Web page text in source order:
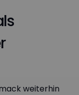
weiterhin